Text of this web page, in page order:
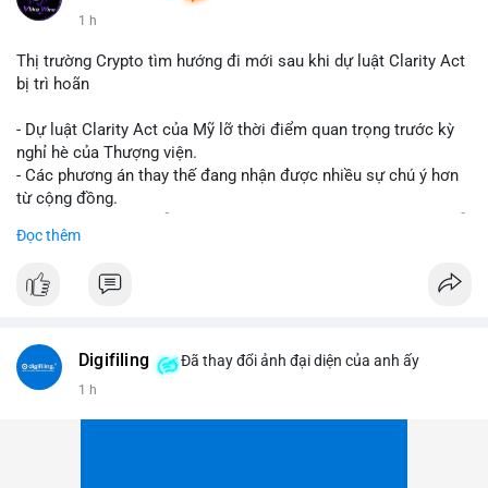
1 h
Thị trường Crypto tìm hướng đi mới sau khi dự luật Clarity Act
bị trì hoãn
- Dự luật Clarity Act của Mỹ lỡ thời điểm quan trọng trước kỳ
nghỉ hè của Thượng viện.
- Các phương án thay thế đang nhận được nhiều sự chú ý hơn
từ cộng đồng.
về pháp lý.
#binancesquare
#vlikevn #titanbot
Đọc thêm
Digifiling Đã thay đổi ảnh đại diện của anh ấy
1 h